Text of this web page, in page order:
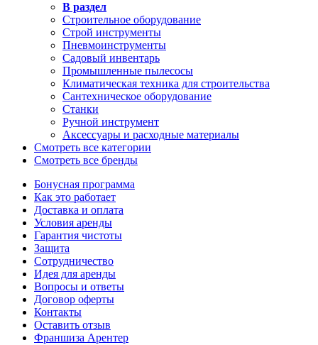
В раздел
Строительное оборудование
Строй инструменты
Пневмоинструменты
Садовый инвентарь
Промышленные пылесосы
Климатическая техника для строительства
Сантехническое оборудование
Станки
Ручной инструмент
Аксессуары и расходные материалы
Смотреть все категории
Смотреть все бренды
Бонусная программа
Как это работает
Доставка и оплата
Условия аренды
Гарантия чистоты
Защита
Сотрудничество
Идея для аренды
Вопросы и ответы
Договор оферты
Контакты
Оставить отзыв
Франшиза Арентер